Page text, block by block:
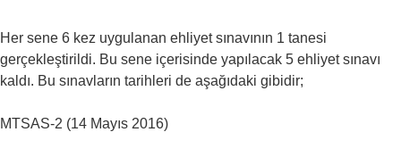
Her sene 6 kez uygulanan ehliyet sınavının 1 tanesi
gerçekleştirildi. Bu sene içerisinde yapılacak 5 ehliyet sınavı
kaldı. Bu sınavların tarihleri de aşağıdaki gibidir;
MTSAS-2 (14 Mayıs 2016)